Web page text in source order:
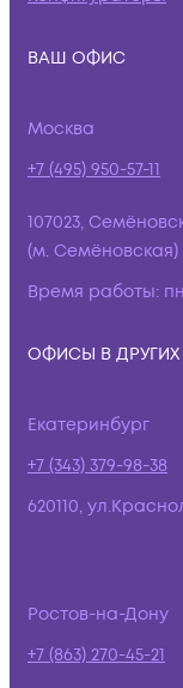
ВАШ ОФИС
Москва
+7 (495) 950-57-11
107023,
(м. Семёновская)
Время работы:
ОФИСЫ В
Екатеринбург
+7 (343) 379-98-38
620110,
Ростов-на-Дону
+7 (863) 270-45-21